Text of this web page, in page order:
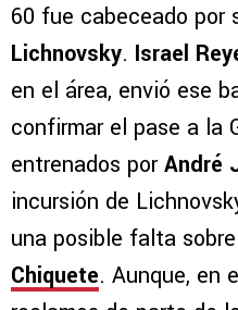
60 fue cabeceado por
Lichnovsky. Israel
en el área, envió ese
confirmar el pase a la
entrenados porAndré
incursión de
una posible falta sobre
Chiquete. Aunque, en